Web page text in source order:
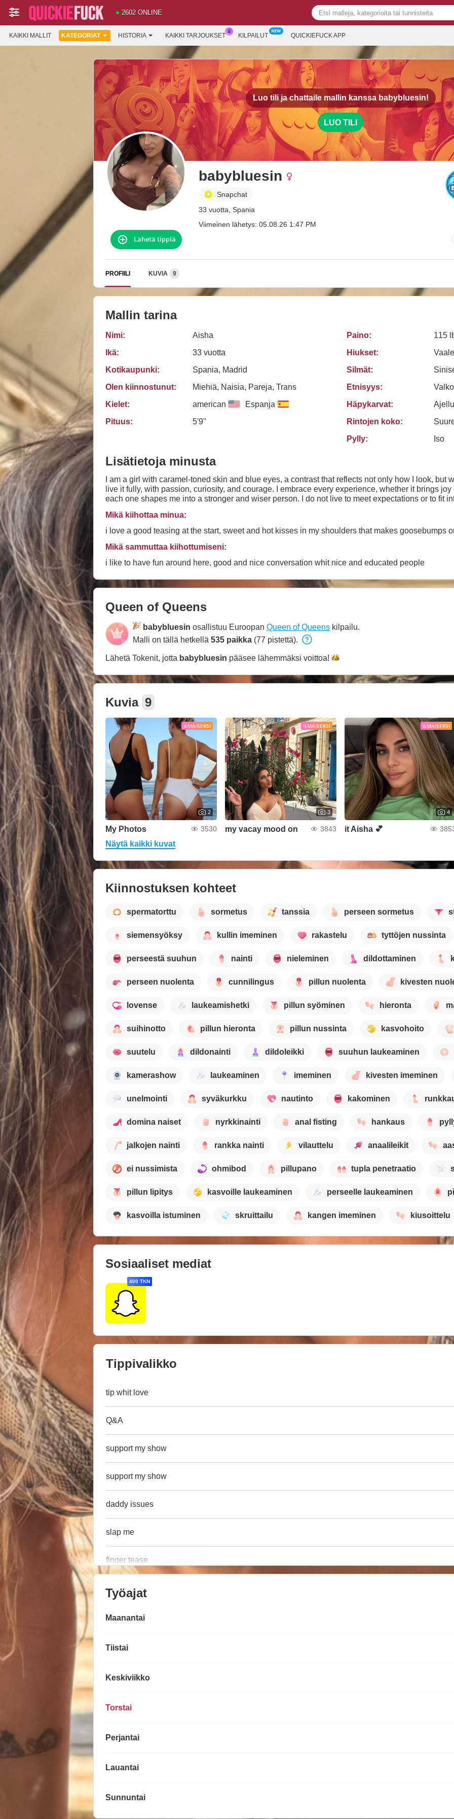
2602 ONLINE
KAIKKI MALLIT KATEGORIAT HISTORIA KAIKKI TARJOUKSET KILPAILUT QUICKIEFUCK APP
Luo tili ja chattaile mallin kanssa babybluesin!
LUO TILI
babybluesin
Snapchat
33 vuotta, Spania
Viimeinen lähetys: 05.08.26 1:47 PM
Lähetä tippiä
PROFIILI KUVIA 9
Mallin tarina
Nimi:
Aisha
Ikä:
33 vuotta
Kotikaupunki:
Spania, Madrid
Olen kiinnostunut:
Miehiä, Naisia, Pareja, Trans
Kielet:
american Espanja
Pituus: 5'9"
Paino:
115
Hiukset:
Silmät:
Etnisyys:
Häpykarvat:
Rintojen koko:
Pylly:
Iso
Lisätietoja minusta
I am a girl with caramel-toned skin and blue eyes, a contrast that reflects not only how I look, but
live it fully, with passion, curiosity, and courage. I embrace every experience, whether it brings
each one shapes me into a stronger and wiser person. I do not live to meet expectations or to fit into someone else’s standards. I
judged for being myself. I am confident, open-minded,
Mikä kiihottaa minua:
i love a good teasing at the start, sweet and hot kisses in my shoulders that makes goosebumps
Mikä sammuttaa kiihottumiseni:
i like to have fun around here, good and nice conversation whit nice and educated people
Queen of Queens
babybluesin osallistuu Euroopan Queen of Queens kilpailu.
Malli on tällä hetkellä 535 paikka (77 pistettä).
Lähetä Tokenit, jotta babybluesin pääsee lähemmäksi voittoa!
Kuvia 9
ILMAISEKSI
2
My Photos 3530
ILMAISEKSI
3
my vacay mood on 3843
ILMAISEKSI
4
it Aisha 💕
Näytä kaikki kuvat
Kiinnostuksen kohteet
spermatorttu sormetus tanssia perseen sormetus
siemensyöksy kullin imeminen rakastelu tyttöjen nussinta
perseestä suuhun nainti nieleminen dildottaminen
perseen nuolenta cunnilingus pillun nuolenta kivesten
lovense laukeamishetki pillun syöminen hieronta
suihinotto pillun hieronta pillun nussinta kasvohoito
suutelu dildonainti dildoleikki suuhun laukeaminen
kamerashow laukeaminen imeminen kivesten imeminen
unelmointi syväkurkku nautinto kakominen
domina naiset nyrkkinainti anal fisting hankaus
jalkojen nainti rankka nainti vilauttelu anaalileikit
ei nussimista ohmibod pillupano tupla penetraatio
pillun lipitys kasvoille laukeaminen perseelle laukeaminen
kasvoilla istuminen skruittailu kangen imeminen kiusoittelu
Sosiaaliset mediat
400 TKN
Tippivalikko
tip whit love
Q&A
support my show
support my show
daddy issues
slap me
finger tease
Työajat
Maanantai
Tiistai
Keskiviikko
Torstai
Perjantai
Lauantai
Sunnuntai